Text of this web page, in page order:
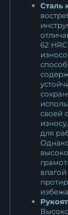
Сталь
62
своей
для